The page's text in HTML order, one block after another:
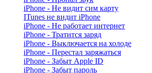
iPhone - Не видит сим карту
ITunes не видит iPhone
iPhone - Не работает интернет
iPhone - Тратится заряд
iPhone - Выключается на холоде
iPhone - Перестал заряжаться
iPhone - Забыт Apple ID
iPhone - Забыт пароль